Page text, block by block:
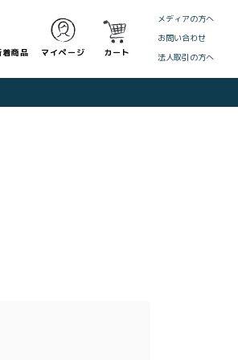
着商品 マイページ カート
メディアの方へ
お問い合わせ
法人取引の方へ
CLOSE